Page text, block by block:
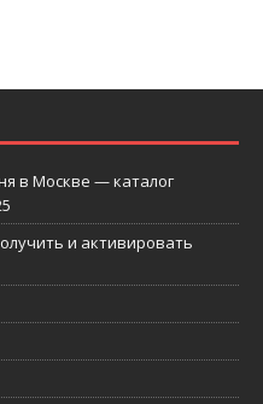
в Москве — каталог
и активировать